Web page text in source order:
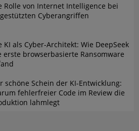
Rolle von Internet Intelligence bei
Cyberangriffen
KI als Cyber-Architekt: Wie DeepSeek
erste browserbasierte Ransomware
schöne Schein der KI-Entwicklung:
fehlerfreier Code im Review die
lahmlegt